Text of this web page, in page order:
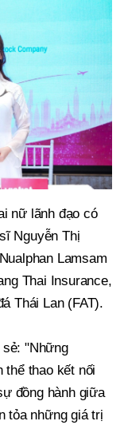
nữ lãnh đạo có
Nguyễn Thị
Lamsam
Thai Insurance,
Thái Lan (FAT).
"Những
thể thao kết nối
đồng hành giữa
tỏa những giá trị